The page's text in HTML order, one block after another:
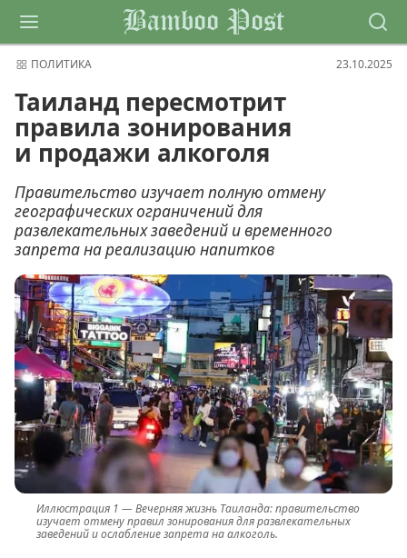
Bamboo Post
ПОЛИТИКА 23.10.2025
Таиланд пересмотрит
правила зонирования
и продажи алкоголя
Правительство изучает полную отмену
географических ограничений для
развлекательных заведений и временного
запрета на реализацию напитков
Вечерняя жизнь Таиланда: правительство
изучает отмену правил зонирования для развлекательных
заведений и ослабление запрета на алкоголь.